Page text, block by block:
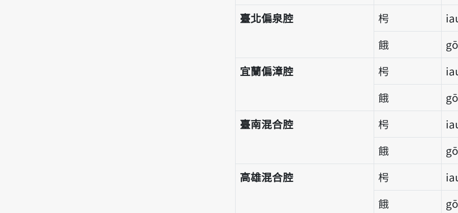
臺北偏泉腔
枵
餓
gō
宜蘭偏漳腔
枵
餓
gō
臺南混合腔
枵
餓
高雄混合腔
枵
餓